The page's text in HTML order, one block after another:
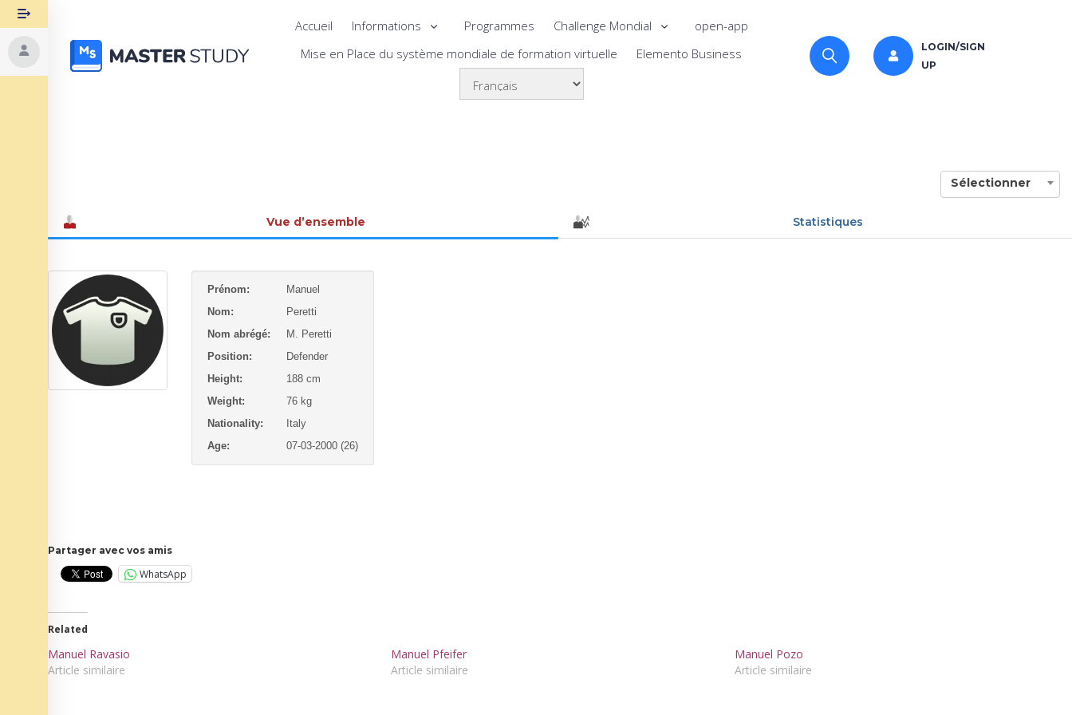
Accueil Informations Programmes Challenge Mondial
open-app
Mise en Place du système mondiale de formation virtuelle
Elemento Business
LOGIN/SIGN
UP
Sélectionner
Vue d’ensemble Statistiques
Prénom:
Manuel
Nom:
Peretti
Nom abrégé:
M. Peretti
Position:
Defender
Height:
188 cm
Weight:
76 kg
Nationality:
Italy
Age:
07-03-2000 (26)
Partager avec vos amis
WhatsApp
Related
Manuel Ravasio
Article similaire
Manuel Pfeifer
Article similaire
Manuel Pozo
Article similaire